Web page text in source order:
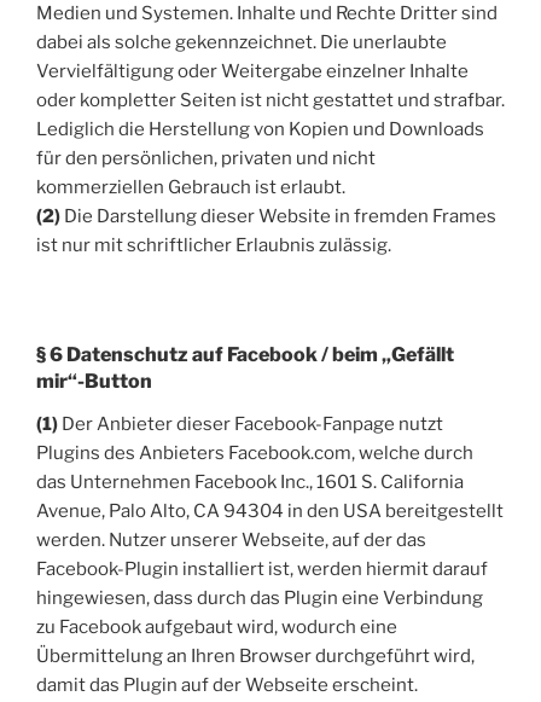
Medien und Systemen. Inhalte und Rechte Dritter sind
dabei als solche gekennzeichnet. Die unerlaubte
Vervielfältigung oder Weitergabe einzelner Inhalte
oder kompletter Seiten ist nicht gestattet und strafbar.
Lediglich die Herstellung von Kopien und Downloads
für den persönlichen, privaten und nicht
kommerziellen Gebrauch ist erlaubt.
(2) Die Darstellung dieser Website in fremden Frames
ist nur mit schriftlicher Erlaubnis zulässig.
§ 6 Datenschutz auf Facebook / beim „Gefällt
mir“-Button
(1) Der Anbieter dieser Facebook-Fanpage nutzt
Plugins des Anbieters Facebook.com, welche durch
das Unternehmen Facebook Inc., 1601 S. California
Avenue, Palo Alto, CA 94304 in den USA bereitgestellt
werden. Nutzer unserer Webseite, auf der das
Facebook-Plugin installiert ist, werden hiermit darauf
hingewiesen, dass durch das Plugin eine Verbindung
zu Facebook aufgebaut wird, wodurch eine
Übermittelung an Ihren Browser durchgeführt wird,
damit das Plugin auf der Webseite erscheint.